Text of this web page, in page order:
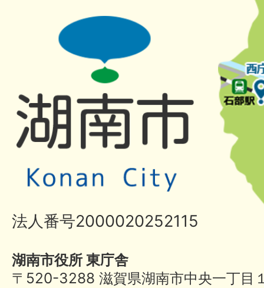
法人番号2000020252115
湖南市役所 東庁舎
〒520-3288 滋賀県湖南市中央一丁目